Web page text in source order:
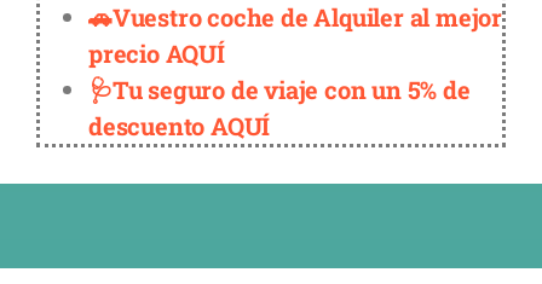
🚗Vuestro coche de Alquiler al mejor
precio AQUÍ
🩺Tu seguro de viaje con un 5% de
descuento AQUÍ